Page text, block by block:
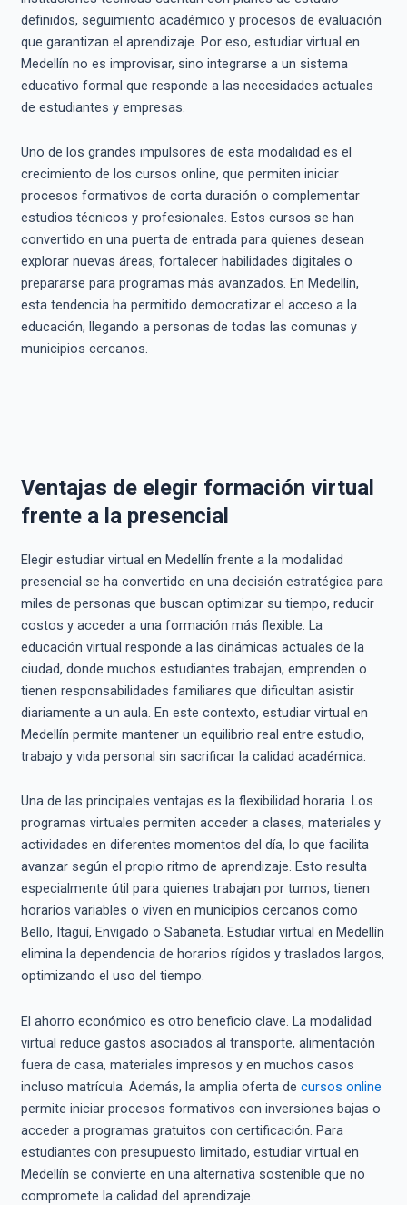
definidos, seguimiento académico y procesos de evaluación
que garantizan el aprendizaje. Por eso, estudiar virtual en
Medellín no es improvisar, sino integrarse a un sistema
educativo formal que responde a las necesidades actuales
de estudiantes y empresas.
Uno de los grandes impulsores de esta modalidad es el
crecimiento de los cursos online, que permiten iniciar
procesos formativos de corta duración o complementar
estudios técnicos y profesionales. Estos cursos se han
convertido en una puerta de entrada para quienes desean
explorar nuevas áreas, fortalecer habilidades digitales o
prepararse para programas más avanzados. En Medellín,
esta tendencia ha permitido democratizar el acceso a la
educación, llegando a personas de todas las comunas y
municipios cercanos.
Ventajas de elegir formación virtual
frente a la presencial
Elegir estudiar virtual en Medellín frente a la modalidad
presencial se ha convertido en una decisión estratégica para
miles de personas que buscan optimizar su tiempo, reducir
costos y acceder a una formación más flexible. La
educación virtual responde a las dinámicas actuales de la
ciudad, donde muchos estudiantes trabajan, emprenden o
tienen responsabilidades familiares que dificultan asistir
diariamente a un aula. En este contexto, estudiar virtual en
Medellín permite mantener un equilibrio real entre estudio,
trabajo y vida personal sin sacrificar la calidad académica.
Una de las principales ventajas es la flexibilidad horaria. Los
programas virtuales permiten acceder a clases, materiales y
actividades en diferentes momentos del día, lo que facilita
avanzar según el propio ritmo de aprendizaje. Esto resulta
especialmente útil para quienes trabajan por turnos, tienen
horarios variables o viven en municipios cercanos como
Bello, Itagüí, Envigado o Sabaneta. Estudiar virtual en Medellín
elimina la dependencia de horarios rígidos y traslados largos,
optimizando el uso del tiempo.
El ahorro económico es otro beneficio clave. La modalidad
virtual reduce gastos asociados al transporte, alimentación
fuera de casa, materiales impresos y en muchos casos
incluso matrícula. Además, la amplia oferta de cursos online
permite iniciar procesos formativos con inversiones bajas o
acceder a programas gratuitos con certificación. Para
estudiantes con presupuesto limitado, estudiar virtual en
Medellín se convierte en una alternativa sostenible que no
compromete la calidad del aprendizaje.